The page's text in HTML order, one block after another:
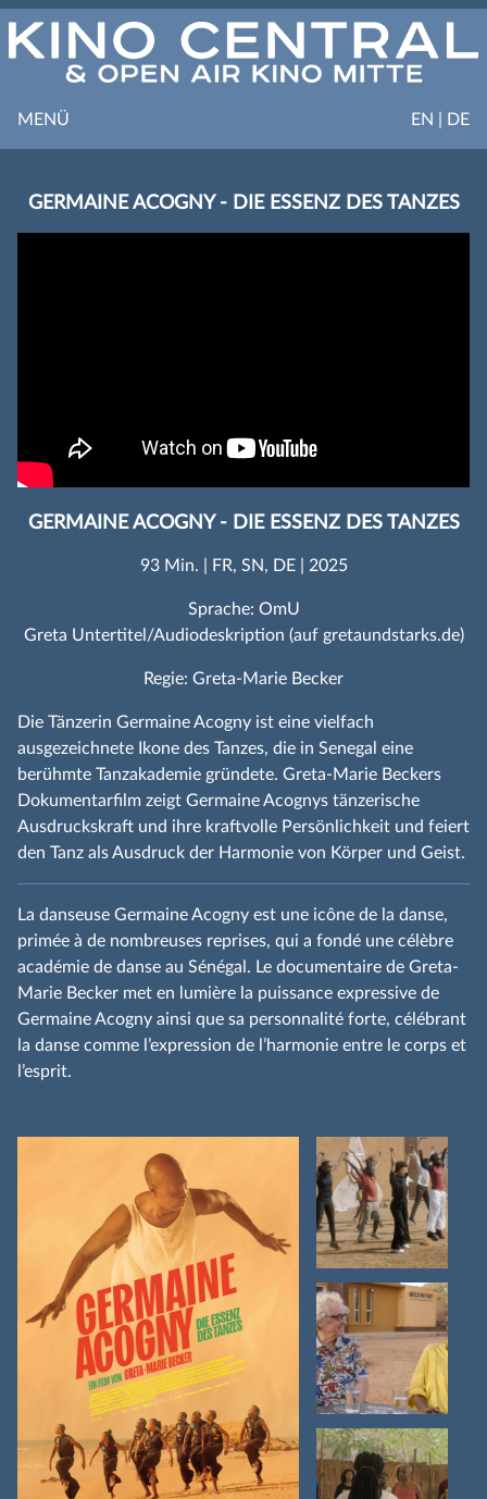
EN | DE
MENÜ
GERMAINE ACOGNY - DIE ESSENZ DES TANZES
GERMAINE ACOGNY - DIE ESSENZ DES TANZES
93 Min. | FR, SN, DE | 2025
Sprache: OmU
Greta Untertitel/Audiodeskription (auf gretaundstarks.de)
Regie: Greta-Marie Becker
Die Tänzerin Germaine Acogny ist eine vielfach
ausgezeichnete Ikone des Tanzes, die in Senegal eine
berühmte Tanzakademie gründete. Greta-Marie Beckers
Dokumentarfilm zeigt Germaine Acognys tänzerische
Ausdruckskraft und ihre kraftvolle Persönlichkeit und feiert
den Tanz als Ausdruck der Harmonie von Körper und Geist.
La danseuse Germaine Acogny est une icône de la danse,
primée à de nombreuses reprises, qui a fondé une célèbre
académie de danse au Sénégal. Le documentaire de Greta-
Marie Becker met en lumière la puissance expressive de
Germaine Acogny ainsi que sa personnalité forte, célébrant
la danse comme l’expression de l’harmonie entre le corps et
l’esprit.